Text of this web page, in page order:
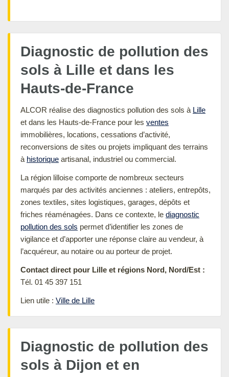
Diagnostic de pollution des
sols à Lille et dans les
Hauts-de-France
ALCOR réalise des diagnostics pollution des sols à Lille
et dans les Hauts-de-France pour les ventes
immobilières, locations, cessations d’activité,
reconversions de sites ou projets impliquant des terrains
à historique artisanal, industriel ou commercial.
La région lilloise comporte de nombreux secteurs
marqués par des activités anciennes : ateliers, entrepôts,
zones textiles, sites logistiques, garages, dépôts et
friches réaménagées. Dans ce contexte, le diagnostic
pollution des sols permet d’identifier les zones de
vigilance et d’apporter une réponse claire au vendeur, à
l’acquéreur, au notaire ou au porteur de projet.
Contact direct pour Lille et régions Nord, Nord/Est :
Tél. 01 45 397 151
Lien utile : Ville de Lille
Diagnostic de pollution des
sols à Dijon et en